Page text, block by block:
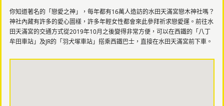
你知道著名的「戀愛之神」，每年都有16萬人造訪的水田天滿宮戀木神社嗎？
神社內藏有許多的愛心圖樣，許多年輕女性都會來此參拜祈求戀愛運。前往水
田天滿宮的交通方式從2019年10月之後變得非常方便，可以在西鐵的「八丁
牟田車站」及JR的「羽犬塚車站」搭乘西鐵巴士，直接在水田天滿宮前下車。